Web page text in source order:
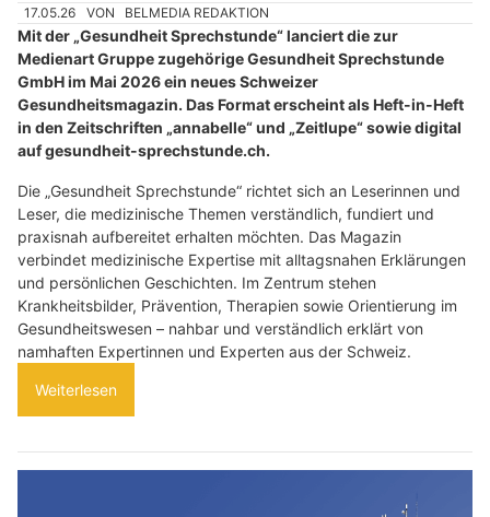
17.05.26 VON BELMEDIA REDAKTION
Mit der „Gesundheit Sprechstunde“ lanciert die zur
Medienart Gruppe zugehörige Gesundheit Sprechstunde
GmbH im Mai 2026 ein neues Schweizer
Gesundheitsmagazin. Das Format erscheint als Heft-in-Heft
in den Zeitschriften „annabelle“ und „Zeitlupe“ sowie digital
auf gesundheit-sprechstunde.ch.
Die „Gesundheit Sprechstunde“ richtet sich an Leserinnen und
Leser, die medizinische Themen verständlich, fundiert und
praxisnah aufbereitet erhalten möchten. Das Magazin
verbindet medizinische Expertise mit alltagsnahen Erklärungen
und persönlichen Geschichten. Im Zentrum stehen
Krankheitsbilder, Prävention, Therapien sowie Orientierung im
Gesundheitswesen – nahbar und verständlich erklärt von
namhaften Expertinnen und Experten aus der Schweiz.
Weiterlesen